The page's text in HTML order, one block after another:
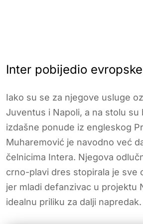
Inter pobijedio
Iako su se za njegove usluge
Juventus i Napoli, a na stolu su
izdašne ponude iz engleskog
Muharemović je navodno već
čelnicima Intera. Njegova
crno-plavi dres stopirala je sve
jer mladi defanzivac u projektu
idealnu priliku za dalji napredak.